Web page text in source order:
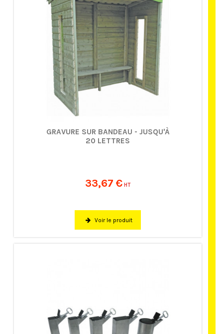
GRAVURE SUR BANDEAU - JUSQU'À
20 LETTRES
33,67 € HT
Voir le produit